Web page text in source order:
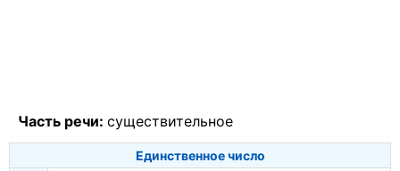
Часть речи: существительное
Единственное число